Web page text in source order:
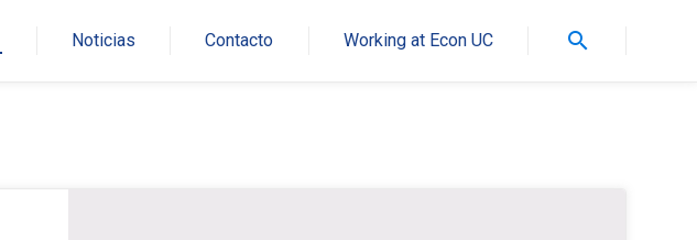
Noticias Contacto Working at Econ UC search